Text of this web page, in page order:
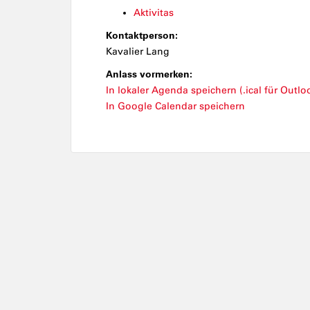
Aktivitas
Kontaktperson:
Kavalier Lang
Anlass vormerken:
In lokaler Agenda speichern (.ical für
In Google Calendar speichern